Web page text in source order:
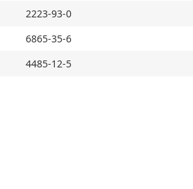
2223-93-0
6865-35-6
4485-12-5